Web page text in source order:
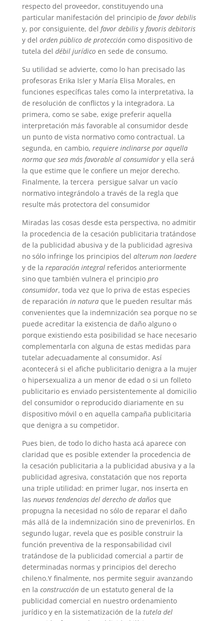
respecto del proveedor, constituyendo una
particular manifestación del principio de favor debilis
y, por consiguiente, del favor debilisy favoris debitoris
y del orden público de proteccióncomo dispositivo de
tutela del débil jurídicoen sede de consumo.
Su utilidad se advierte, como lo han precisado las
profesoras Erika Isler y María Elisa Morales, en
funciones específicas tales como la interpretativa, la
de resolución de conflictos y la integradora. La
primera, como se sabe, exige preferir aquella
interpretación más favorable al consumidor desde
un punto de vista normativo como contractual. La
segunda, en cambio, requiere inclinarse por aquella
norma que sea más favorable al consumidory ella será
la que estime que le confiere un mejor derecho.
Finalmente, la tercera persigue salvar un vacío
normativo integrándolo a través de la regla que
resulte más protectora del consumidor
Miradas las cosas desde esta perspectiva, no admitir
la procedencia de la cesación publicitaria tratándose
de la publicidad abusiva y de la publicidad agresiva
no sólo infringe los principios del alterum non laedere
y de la reparación integralreferidos anteriormente
sino que también vulnera el principio pro
consumidor, toda vez que lo priva de estas especies
de reparación in naturaque le pueden resultar más
convenientes que la indemnización sea porque no se
puede acreditar la existencia de daño alguno o
porque existiendo esta posibilidad se hace necesario
complementarla con alguna de estas medidas para
tutelar adecuadamente al consumidor. Así
acontecerá si el afiche publicitario denigra a la mujer
o hipersexualiza a un menor de edad o si un folleto
publicitario es enviado persistentemente al domicilio
del consumidor o reproducido diariamente en su
dispositivo móvil o en aquella campaña publicitaria
que denigra a su competidor.
Pues bien, de todo lo dicho hasta acá aparece con
claridad que es posible extender la procedencia de
la cesación publicitaria a la publicidad abusiva y a la
publicidad agresiva, constatación que nos reporta
una triple utilidad: en primer lugar, nos inserta en
las nuevas tendencias del derecho de dañosque
propugna la necesidad no sólo de reparar el daño
más allá de la indemnización sino de prevenirlos. En
segundo lugar, revela que es posible construir la
función preventiva de la responsabilidad civil
tratándose de la publicidad comercial a partir de
determinadas normas y principios del derecho
chileno.Y finalmente, nos permite seguir avanzando
en la construcciónde un estatuto general de la
publicidad comercial en nuestro ordenamiento
jurídico y en la sistematización de la tutela del